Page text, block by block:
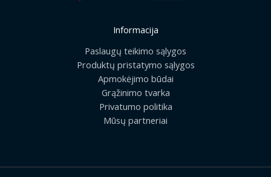
Informacija
Paslaugų teikimo sąlygos
Produktų pristatymo sąlygos
Apmokėjimo būdai
Grąžinimo tvarka
Privatumo politika
Mūsų partneriai